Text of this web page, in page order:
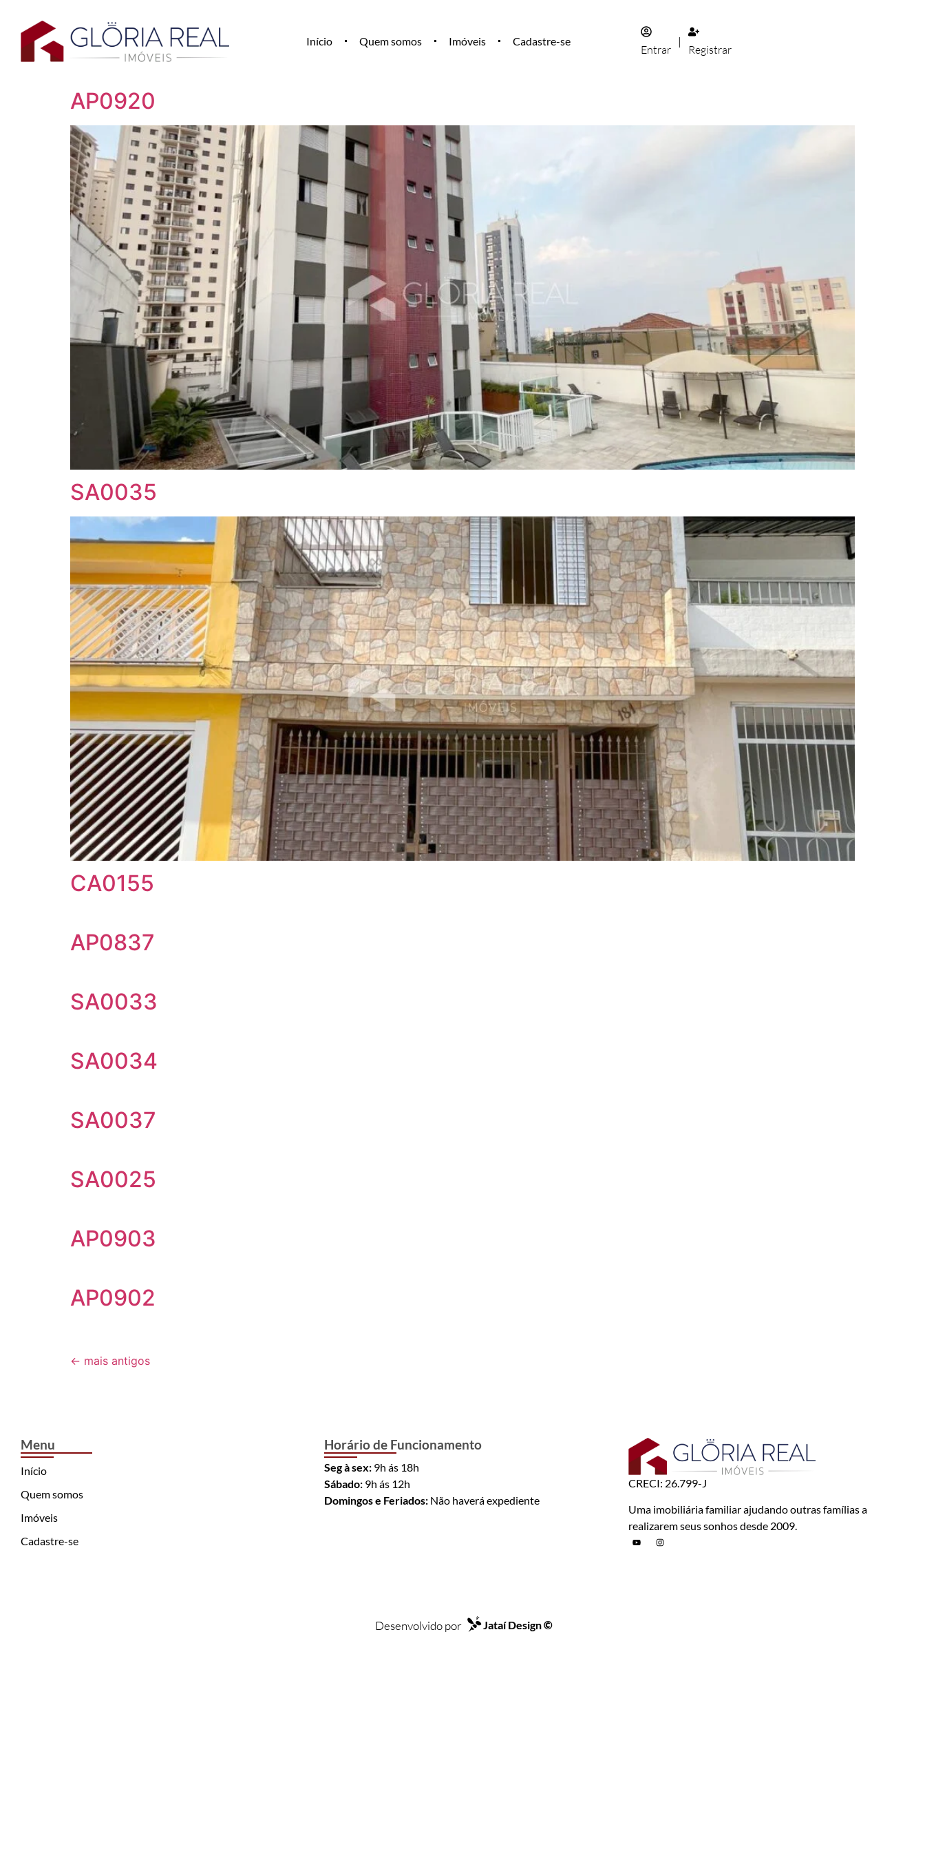
Início Quem somos Imóveis Cadastre-se
Entrar
|
Registrar
AP0920
SA0035
CA0155
AP0837
SA0033
SA0034
SA0037
SA0025
AP0903
AP0902
← mais antigos
Menu
Início
Quem somos
Imóveis
Cadastre-se
Horário de Funcionamento
Seg à sex: 9h ás 18h
Sábado: 9h ás 12h
Domingos e Feriados: Não haverá expediente
CRECI: 26.799-J
Uma imobiliária familiar ajudando outras famílias a
realizarem seus sonhos desde 2009.
Desenvolvido por Jataí Design©